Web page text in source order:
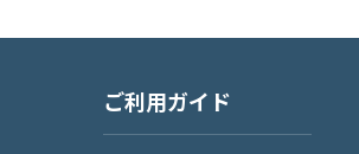
ご利用ガイド